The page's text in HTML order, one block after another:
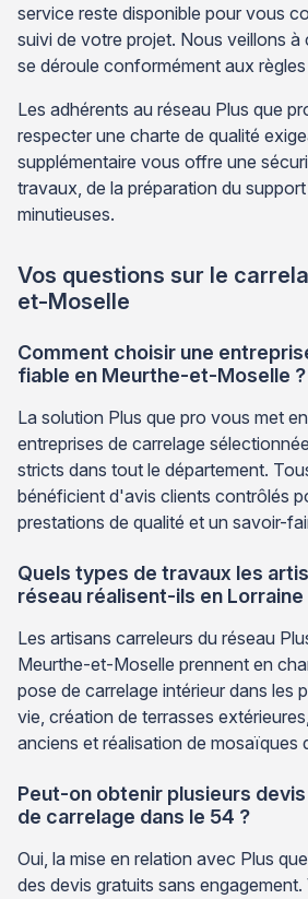
service reste disponible pour vous
suivi de votre projet. Nous veillons à
se déroule conformément aux
Les adhérents au réseau Plus que
respecter une charte de qualité
supplémentaire vous offre une
travaux, de la préparation du
minutieuses.
Vos questions sur le
et-Moselle
Comment choisir une
fiable en Meurthe-et-Moselle ?
La solution Plus que pro vous met
entreprises de carrelage
stricts dans tout le département.
bénéficient d'avis clients contrôlés
prestations de qualité et un savoir-
Quels types de travaux les
réseau réalisent-ils en Lorraine
Les artisans carreleurs du réseau
Meurthe-et-Moselle prennent en
pose de carrelage intérieur dans les
vie, création de terrasses
anciens et réalisation de mosaïques
Peut-on obtenir plusieurs
de carrelage dans le 54 ?
Oui, la mise en relation avec Plus
des devis gratuits sans